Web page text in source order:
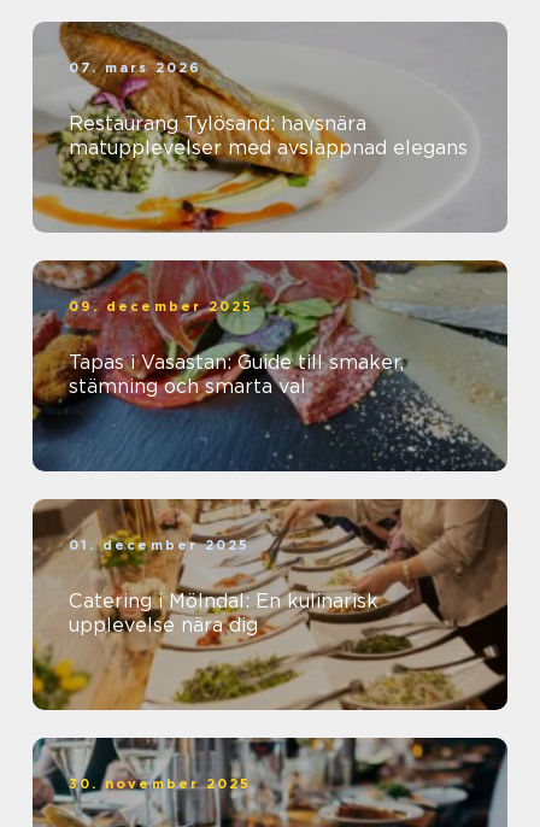
07. mars 2026
Restaurang Tylösand: havsnära
matupplevelser med avslappnad elegans
09. december 2025
Tapas i Vasastan: Guide till smaker,
stämning och smarta val
01. december 2025
Catering i Mölndal: En kulinarisk
upplevelse nära dig
30. november 2025